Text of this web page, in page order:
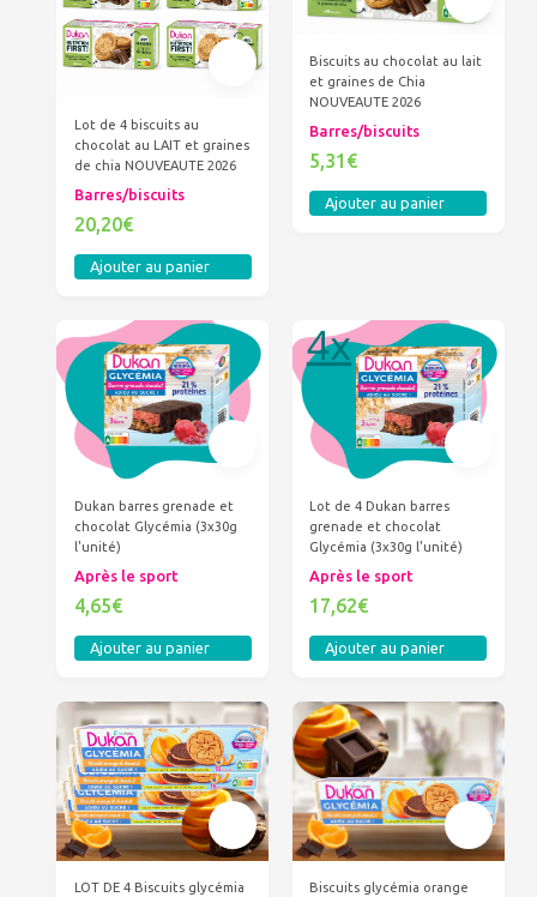
Lot de 4 biscuits au
chocolat au LAIT et graines
de chia NOUVEAUTE 2026
Barres/biscuits
20,20€
Ajouter au panier
Biscuits au chocolat au lait
et graines de Chia
NOUVEAUTE 2026
Barres/biscuits
5,31€
Ajouter au panier
Dukan barres grenade et
chocolat Glycémia (3x30g
l'unité)
Après le sport
4,65€
Ajouter au panier
Lot de 4 Dukan barres
grenade et chocolat
Glycémia (3x30g l'unité)
Après le sport
17,62€
Ajouter au panier
LOT DE 4 Biscuits glycémia
Biscuits glycémia orange